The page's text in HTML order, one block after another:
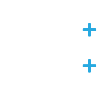

